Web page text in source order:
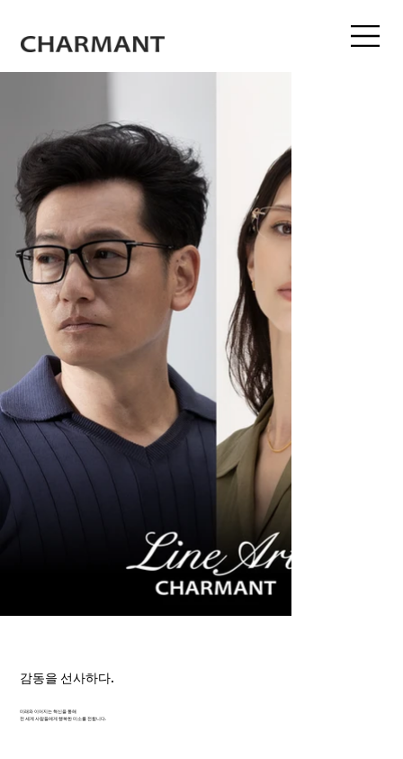
감동을 선사하다.
미래와 이어지는 혁신을 통해
전 세계 사람들에게 행복한 미소를 전합니다.